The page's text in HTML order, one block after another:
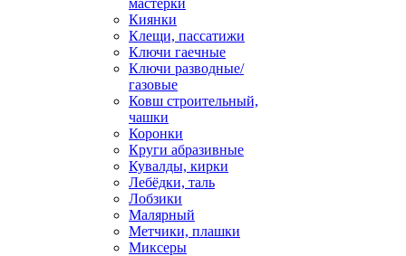
мастерки
Киянки
Клещи, пассатижи
Ключи гаечные
Ключи разводные/
газовые
Ковш строительный,
чашки
Коронки
Круги абразивные
Кувалды, кирки
Лебёдки, таль
Лобзики
Малярный
Метчики, плашки
Миксеры